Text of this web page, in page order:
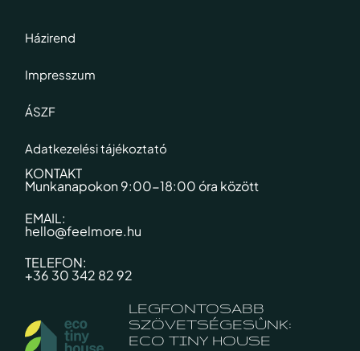
Házirend
Impresszum
ÁSZF
Adatkezelési tájékoztató
KONTAKT
Munkanapokon 9:00-18:00 óra között​
EMAIL:
hello@feelmore.hu
TELEFON:
+36 30 342 82 92
LEGFONTOSABB
SZÖVETSÉGESÛNK:
ECO TINY HOUSE